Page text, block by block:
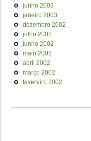
junho 2003
janeiro 2003
dezembro 2002
julho 2002
junho 2002
maio 2002
abril 2002
março 2002
fevereiro 2002